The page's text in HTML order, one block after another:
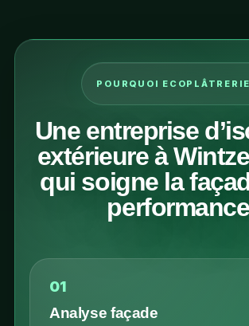
POURQUOI
Une entreprise
extérieure à
qui soigne la
performance
01
Analyse façade